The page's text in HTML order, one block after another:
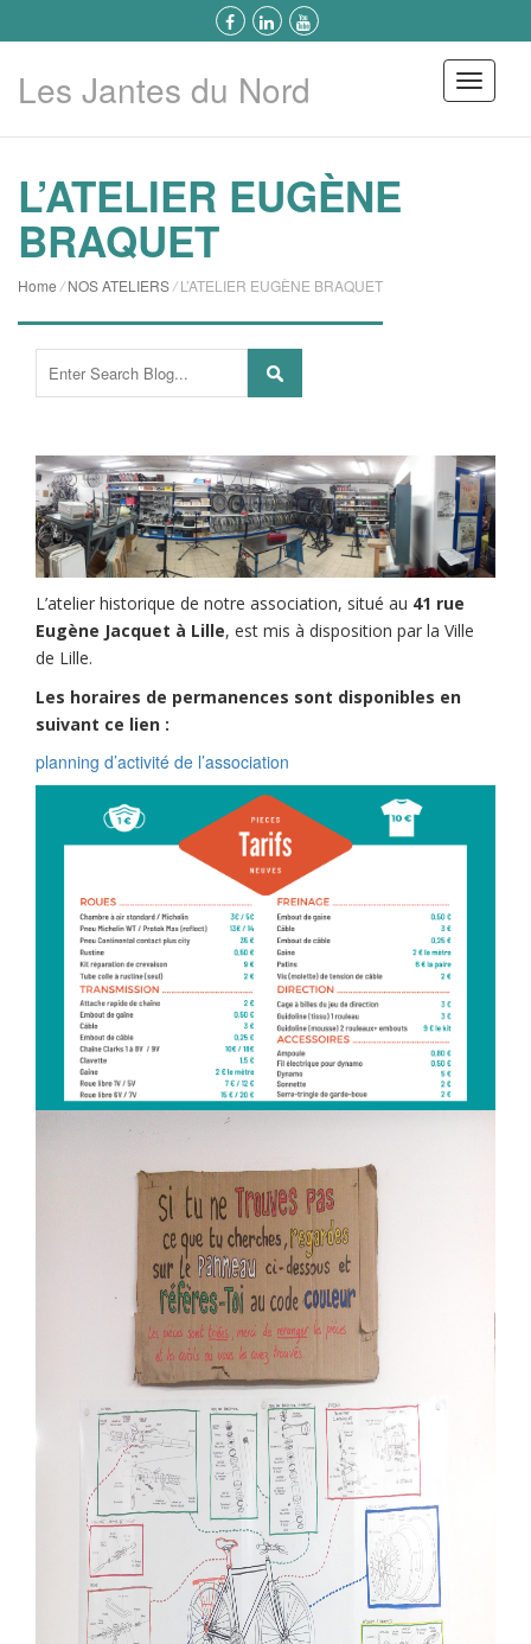
Les Jantes du Nord Menu
L’ATELIER EUGÈNE
BRAQUET
Home / NOS ATELIERS/L’ATELIER EUGÈNE BRAQUET
L’atelier historique de notre association, situé au 41 rue
Eugène Jacquet à Lille, est mis à disposition par la Ville
de Lille.
Les horaires de permanences sont disponibles en
suivant ce lien :
planning d’activité de l’association